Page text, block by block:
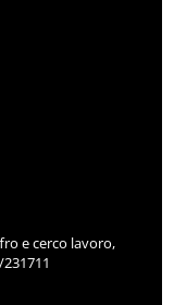
e cerco lavoro,